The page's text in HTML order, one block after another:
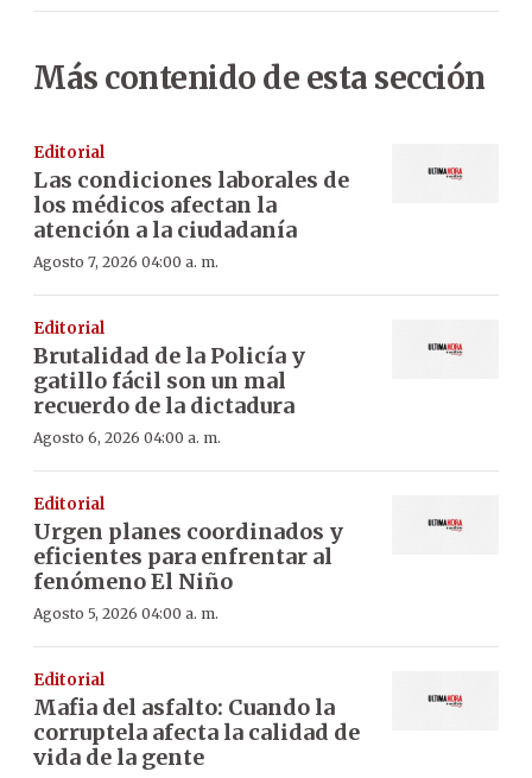
Más contenido de esta sección
Editorial
Las condiciones laborales de
los médicos afectan la
atención a la ciudadanía
Agosto 7, 2026 04:00 a. m.
Editorial
Brutalidad de la Policía y
gatillo fácil son un mal
recuerdo de la dictadura
Agosto 6, 2026 04:00 a. m.
Editorial
Urgen planes coordinados y
eficientes para enfrentar al
fenómeno El Niño
Agosto 5, 2026 04:00 a. m.
Editorial
Mafia del asfalto: Cuando la
corruptela afecta la calidad de
vida de la gente